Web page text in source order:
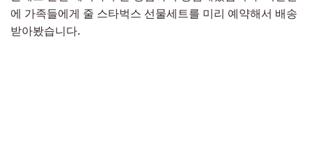
에 가족들에게 줄 스타벅스 선물세트를 미리 예약해서 배송
받아봤습니다.